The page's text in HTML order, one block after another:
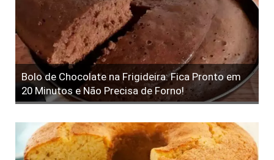
Bolo de Chocolate na Frigideira: Fica Pronto em
20 Minutos e Não Precisa de Forno!